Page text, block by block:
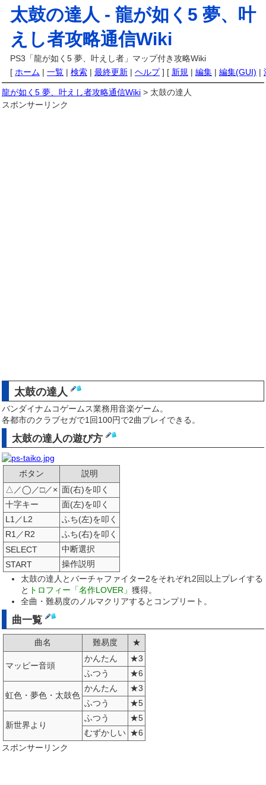
太鼓の達人 - 龍が如く5 夢、叶
えし者攻略通信Wiki
PS3「龍が如く5 夢、叶えし者」マップ付き攻略Wiki
[ ホーム | 一覧 | 検索 | 最終更新 | ヘルプ] [ 新規 | 編集 | 編集(GUI) |
龍が如く5 夢、叶えし者攻略通信Wiki > 太鼓の達人
スポンサーリンク
太鼓の達人
バンダイナムコゲームス業務用音楽ゲーム。
各都市のクラブセガで1回100円で2曲プレイできる。
太鼓の達人の遊び方
ボタン
説明
△／◯／□／× 面(右)を叩く
十字キー
面(左)を叩く
L1／L2
ふち(左)を叩く
R1／R2
ふち(右)を叩く
SELECT
中断選択
START
操作説明
太鼓の達人とバーチャファイター2をそれぞれ2回以上プレイする
と トロフィー「名作LOVER」 獲得。
全曲・難易度のノルマクリアするとコンプリート。
曲一覧
曲名 難易度 ★
マッピー音頭
かんたん
★3
ふつう
★6
虹色・夢色・太鼓色
かんたん
★3
ふつう
★5
新世界より
ふつう
★5
むずかしい ★6
スポンサーリンク